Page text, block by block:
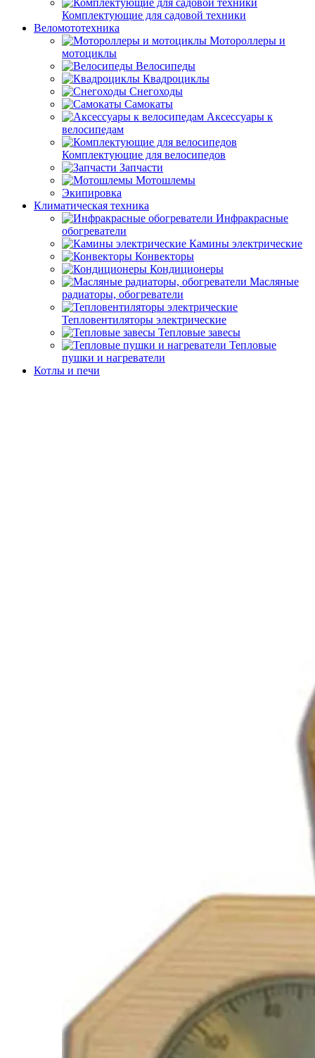
Комплектующие для садовой техники
Веломототехника
Мотороллеры и
мотоциклы
Велосипеды
Квадроциклы
Снегоходы
Самокаты
Аксессуары к
велосипедам
Комплектующие для велосипедов
Запчасти
Мотошлемы
Экипировка
Климатическая техника
Инфракрасные
обогреватели
Камины электрические
Конвекторы
Кондиционеры
Масляные
радиаторы, обогреватели
Тепловентиляторы электрические
Тепловые завесы
Тепловые
пушки и нагреватели
Котлы и печи